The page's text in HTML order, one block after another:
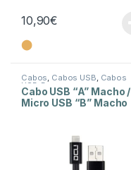
10,90€
⬤
Cabos, Cabos USB, Cabos
USB-B
Cabo USB “A” Macho /
Micro USB “B” Macho